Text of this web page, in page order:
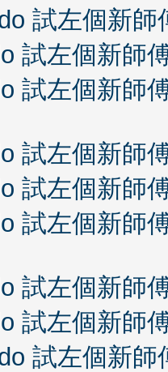
試左個新師
試左個新師
試左個新師
試左個新師
試左個新師
試左個新師
試左個新師
試左個新師
試左個新師